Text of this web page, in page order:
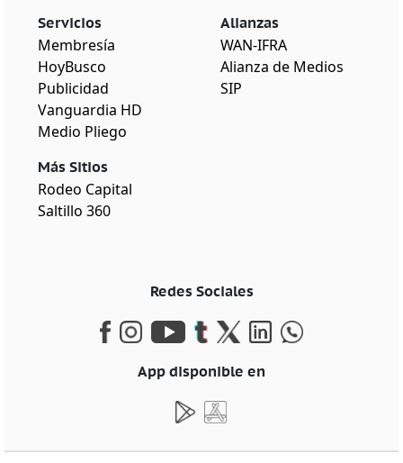
Servicios
Membresía
HoyBusco
Publicidad
Vanguardia HD
Medio Pliego
Más Sitios
Rodeo Capital
Saltillo 360
Alianzas
WAN-IFRA
Alianza de Medios
SIP
Redes Sociales
App disponible en